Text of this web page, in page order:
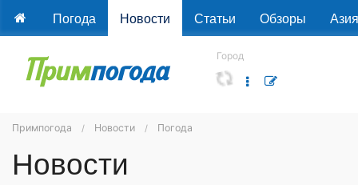
Погода Новости Статьи Обзоры Азия
Город
Примпогода Новости Погода
Новости